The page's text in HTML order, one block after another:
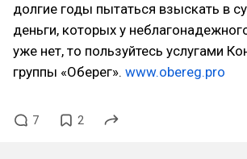
долгие годы пытаться взыскать в
деньги, которых у
уже нет, то пользуйтесь услугами
группы «Оберег». www.obereg.pro
7 2